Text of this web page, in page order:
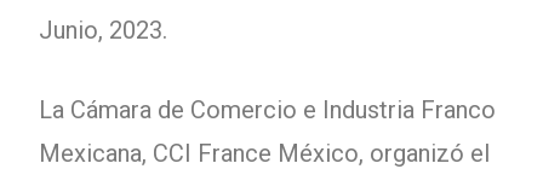
Junio, 2023.
La Cámara de Comercio e Industria Franco
Mexicana, CCI France México, organizó el